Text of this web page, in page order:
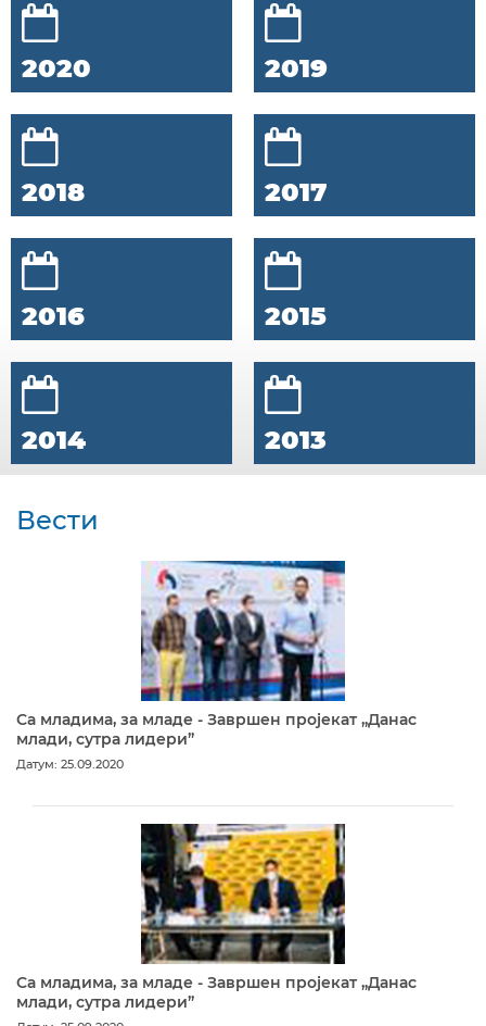
2020 2019
2018 2017
2016 2015
2014 2013
Вести
Са младима, за младе - Завршен пројекат „Данас
млади, сутра лидери”
Датум: 25.09.2020
Са младима, за младе - Завршен пројекат „Данас
млади, сутра лидери”